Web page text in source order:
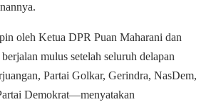
oleh Ketua DPR Puan Maharani dan
mulus setelah seluruh delapan
Partai Golkar, Gerindra, NasDem,
Demokrat—menyatakan